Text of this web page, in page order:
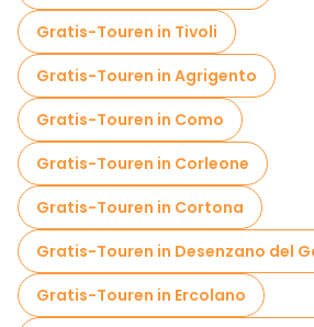
Gratis-Touren in Tivoli
Gratis-Touren in Agrigento
Gratis-Touren in Como
Gratis-Touren in Corleone
Gratis-Touren in Cortona
Gratis-Touren in Desenzano del
Gratis-Touren in Ercolano